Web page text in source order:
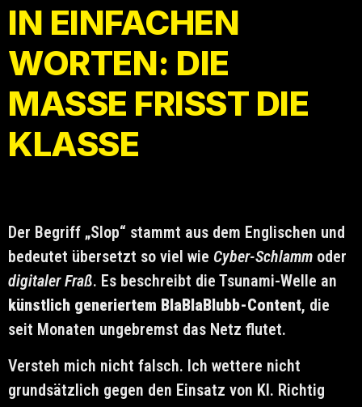
IN EINFACHEN
WORTEN: DIE
MASSE FRISST DIE
KLASSE
Der Begriff „Slop“ stammt aus dem Englischen und
bedeutet übersetzt so viel wie Cyber-Schlamm oder
digitaler Fraß. Es beschreibt die Tsunami-Welle an
künstlich generiertem BlaBlaBlubb-Content, die
seit Monaten ungebremst das Netz flutet.
Versteh mich nicht falsch. Ich wettere nicht
grundsätzlich gegen den Einsatz von KI. Richtig